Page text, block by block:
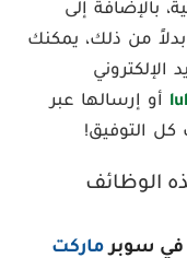
بالإضافة إلى
من ذلك، يمكنك
الإلكتروني
أو إرسالها عبر
كل التوفيق!
الوظائف
في سوبرماركت